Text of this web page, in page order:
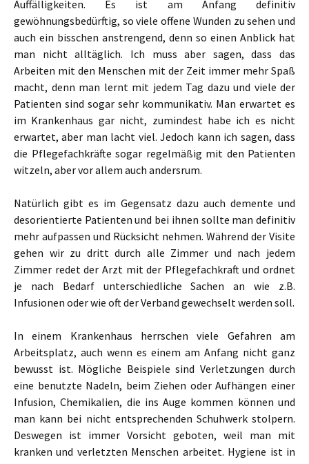
Auffälligkeiten. Es ist am Anfang definitiv
gewöhnungsbedürftig, so viele offene Wunden zu sehen und
auch ein bisschen anstrengend, denn so einen Anblick hat
man nicht alltäglich. Ich muss aber sagen, dass das
Arbeiten mit den Menschen mit der Zeit immer mehr Spaß
macht, denn man lernt mit jedem Tag dazu und viele der
Patienten sind sogar sehr kommunikativ. Man erwartet es
im Krankenhaus gar nicht, zumindest habe ich es nicht
erwartet, aber man lacht viel. Jedoch kann ich sagen, dass
die Pflegefachkräfte sogar regelmäßig mit den Patienten
witzeln, aber vor allem auch andersrum.
Natürlich gibt es im Gegensatz dazu auch demente und
desorientierte Patienten und bei ihnen sollte man definitiv
mehr aufpassen und Rücksicht nehmen. Während der Visite
gehen wir zu dritt durch alle Zimmer und nach jedem
Zimmer redet der Arzt mit der Pflegefachkraft und ordnet
je nach Bedarf unterschiedliche Sachen an wie z.B.
Infusionen oder wie oft der Verband gewechselt werden soll.
In einem Krankenhaus herrschen viele Gefahren am
Arbeitsplatz, auch wenn es einem am Anfang nicht ganz
bewusst ist. Mögliche Beispiele sind Verletzungen durch
eine benutzte Nadeln, beim Ziehen oder Aufhängen einer
Infusion, Chemikalien, die ins Auge kommen können und
man kann bei nicht entsprechenden Schuhwerk stolpern.
Deswegen ist immer Vorsicht geboten, weil man mit
kranken und verletzten Menschen arbeitet. Hygiene ist in